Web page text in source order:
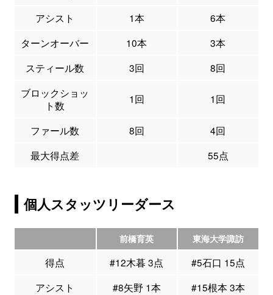
アシスト 1本
6本
ターンオーバー
10本
3本
スティール数
3回
8回
ブロックショッ
ト数
1回 1回
ファール数 8回
4回
最大得点差
55点
個人スタッツリーダース
前橋育英 東海大学諏訪
得点 #12木暮 3点
#5石口 15点
アシスト
#8矢野 1本
#15根本 3本